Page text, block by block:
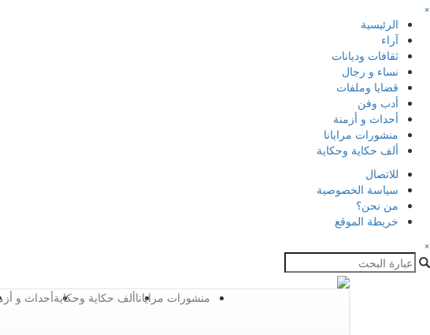
×
الرئيسية
آراء
ثقافات وديانات
نساء و رجال
قضايا وملفات
أدب وفن
أحداث و أزمنة
منشورات مرايانا
ألف حكاية وحكاية
للاتصال
سياسة الخصوصية
من نحن؟
خريطة الموقع
×
أحداث وألف حكاية وحكايةمنشورات مرايانا